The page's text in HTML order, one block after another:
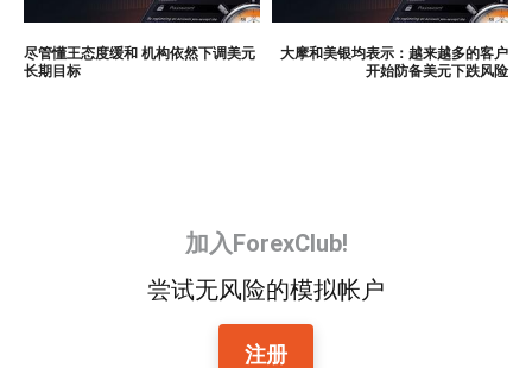
尽管懂王态度缓和 机构依然下调美元
长期目标
大摩和美银均表示：越来越多的客户
开始防备美元下跌风险
加入ForexClub!
尝试无风险的模拟帐户
注册